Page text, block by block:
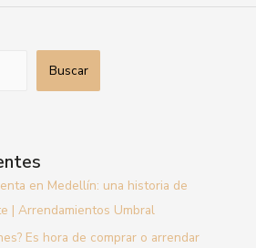
Buscar
en Medellín: una historia de
| Arrendamientos Umbral
Es hora de comprar o arrendar